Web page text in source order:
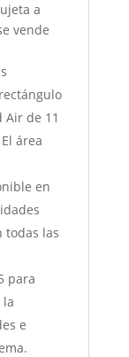
a
vende
de 11
área
en
todas las
para
la
e